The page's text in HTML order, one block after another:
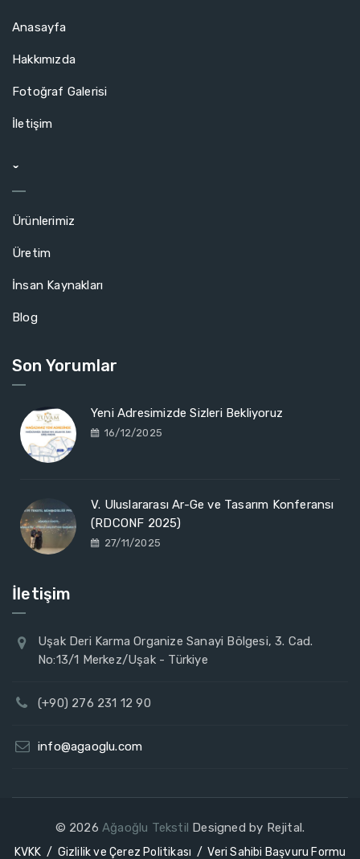
Anasayfa
Hakkımızda
Fotoğraf Galerisi
İletişim
ˇ
Ürünlerimiz
Üretim
İnsan Kaynakları
Blog
Son Yorumlar
Yeni Adresimizde Sizleri Bekliyoruz
16/12/2025
V. Uluslararası Ar-Ge ve Tasarım Konferansı
(RDCONF 2025)
27/11/2025
İletişim
Uşak Deri Karma Organize Sanayi Bölgesi, 3. Cad.
No:13/1 Merkez/Uşak - Türkiye
(+90) 276 231 12 90
info@agaoglu.com
© 2026Ağaoğlu Tekstil Designed by Rejital.
KVKK Gizlilik ve Çerez Politikası Veri Sahibi Başvuru Formu